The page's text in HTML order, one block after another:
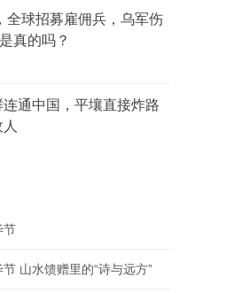
全球招募雇佣兵，乌军伤
真的吗？
通中国，平壤直接炸路
节
山水馈赠里的“诗与远方”